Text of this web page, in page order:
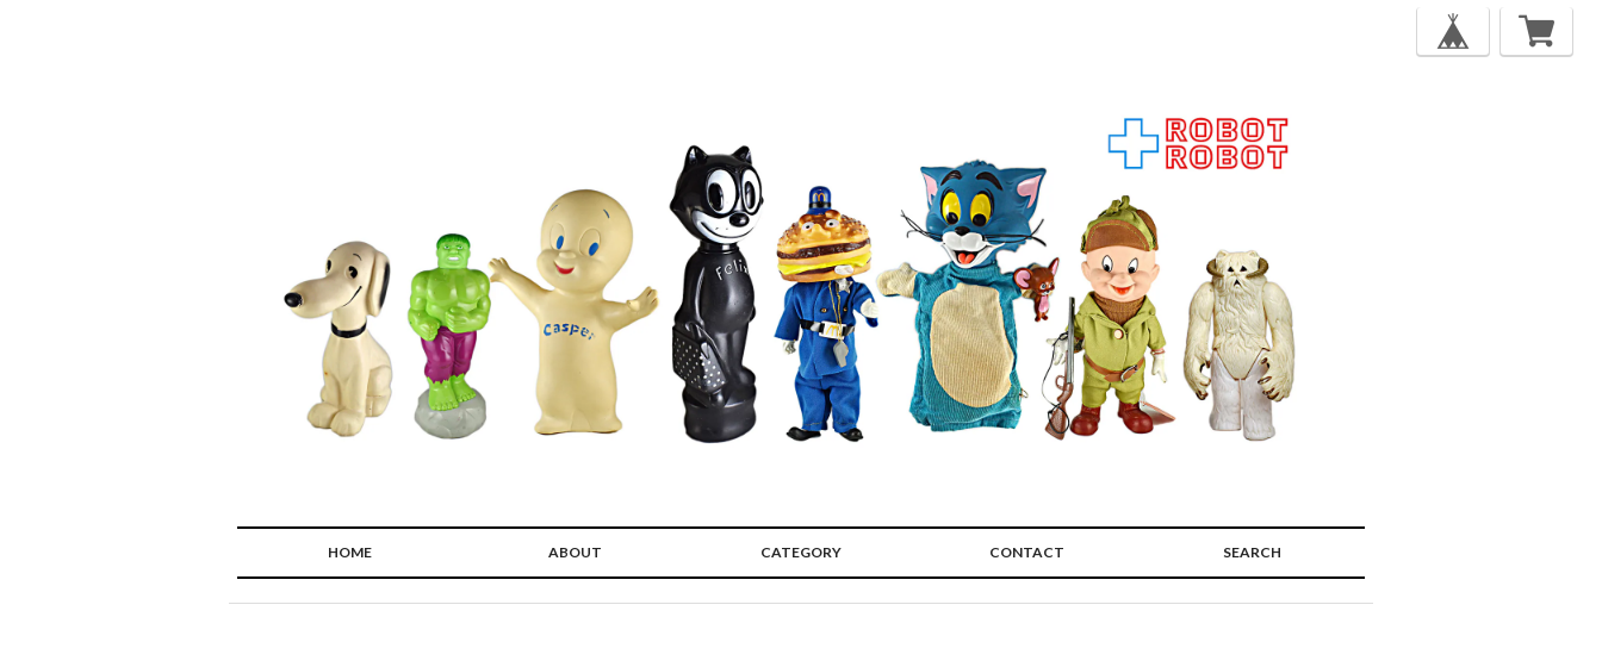
HOME ABOUT CATEGORY CONTACT SEARCH